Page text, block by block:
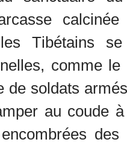
Tibétains
comme
de soldats
au coude
des